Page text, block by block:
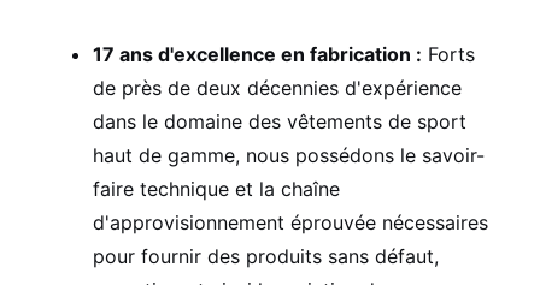
17 ans d'excellence en fabrication : Forts
de près de deux décennies d'expérience
dans le domaine des vêtements de sport
haut de gamme, nous possédons le savoir-
faire technique et la chaîne
d'approvisionnement éprouvée nécessaires
pour fournir des produits sans défaut,